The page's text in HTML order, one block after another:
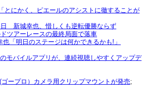
とにかく、ピエールのアシストに徹することが
新城幸也、惜しくも逆転優勝ならず
ツアーレースの最終局面で落車
「明日のステージは何かできるかも!」
モバイルアプリが、連続視聴しやすくアップデ
ープロ）カメラ用クリップマウントが発売;